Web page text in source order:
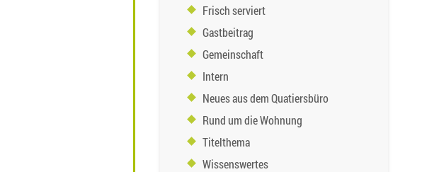
Frisch serviert
Gastbeitrag
Gemeinschaft
Intern
Neues aus dem Quatiersbüro
Rund um die Wohnung
Titelthema
Wissenswertes